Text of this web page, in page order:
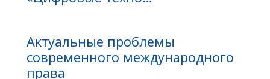
Актуальные проблемы
современного международного
права